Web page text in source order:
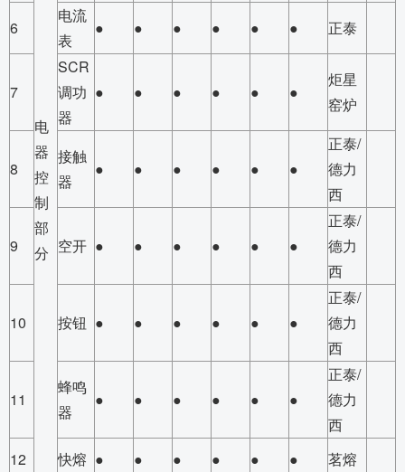
电
器
控
制
部
分
6
电流
表
● ● ● ● ● ● 正泰
7
SCR
调功
器
● ● ● ● ● ●
炬星
窑炉
8
接触
器
● ● ● ● ● ●
正泰/
德力
西
9 空开 ● ● ● ● ● ●
正泰/
德力
西
10 按钮 ● ● ● ● ● ●
正泰/
德力
西
11
蜂鸣
器
● ● ● ● ● ●
正泰/
德力
西
12
快熔 ● ● ● ● ● ● 茗熔